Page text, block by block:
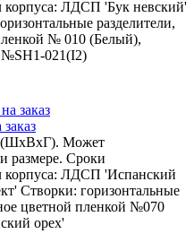
ЛДСП 'Бук невский'
разделители,
№ 010 (Белый),
№SH1-021(I2)
(ШхВхГ). Может
размере. Сроки
ЛДСП 'Испанский
Створки: горизонтальные
цветной пленкой №070
орех'